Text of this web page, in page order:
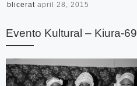
Publicerat april 28, 2015
Evento Kultural – Kiura-69